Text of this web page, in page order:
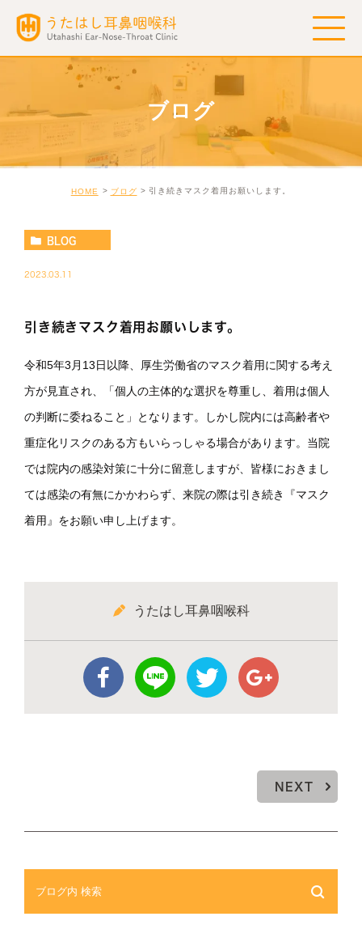
ブログ
HOME ブログ 引き続きマスク着用お願いします。
BLOG
2023.03.11
引き続きマスク着用お願いします。
令和5年3月13日以降、厚生労働省のマスク着用に関する考え
方が見直され、「個人の主体的な選択を尊重し、着用は個人
の判断に委ねること」となります。しかし院内には高齢者や
重症化リスクのある方もいらっしゃる場合があります。当院
では院内の感染対策に十分に留意しますが、皆様におきまし
ては感染の有無にかかわらず、来院の際は引き続き『マスク
着用』をお願い申し上げます。
うたはし耳鼻咽喉科
NEXT